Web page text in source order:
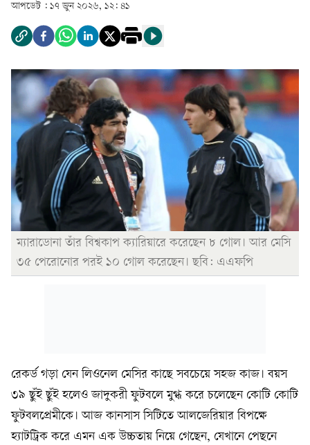
আপডেট : ১৭ জুন ২০২৬, ১২: ৪১
ম্যারাডোনা তাঁর বিশ্বকাপ ক্যারিয়ারে করেছেন ৮ গোল। আর মেসি
৩৫ পেরোনোর পরই ১০ গোল করেছেন। ছবি: এএফপি
রেকর্ড গড়া যেন লিওনেল মেসির কাছে সবচেয়ে সহজ কাজ। বয়স
৩৯ ছুঁই ছুঁই হলেও জাদুকরী ফুটবলে মুগ্ধ করে চলেছেন কোটি কোটি
ফুটবলপ্রেমীকে। আজ কানসাস সিটিতে আলজেরিয়ার বিপক্ষে
হ্যাটট্রিক করে এমন এক উচ্চতায় নিয়ে গেছেন, যেখানে পেছনে